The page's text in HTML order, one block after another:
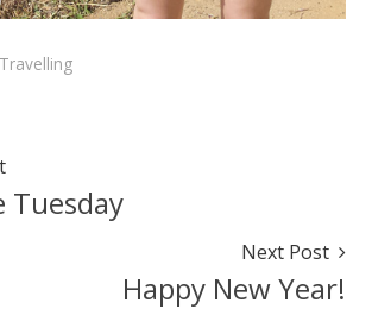
Travelling
Tuesday
Next Post
Happy New Year!